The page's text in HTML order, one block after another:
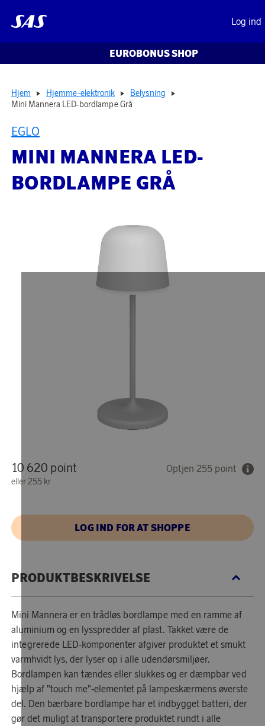
Log ind
EUROBONUS SHOP
Hjem Hjemme-elektronik
Belysning
Mini Mannera LED-bordlampe Grå
EGLO
MINI MANNERA LED-
BORDLAMPE GRÅ
10 620 point
eller 255 kr
Optjen 255 point
LOG IND FOR AT SHOPPE
PRODUKTBESKRIVELSE
Mini Mannera er en trådløs bordlampe med en ramme af
aluminium og en lysspredder af plast. Takket være de
integrerede LED-komponenter afgiver produktet et smukt
varmhvidt lys, der lyser op i alle udendørsmiljøer.
Bordlampen kan tændes eller slukkes og er dæmpbar ved
hjælp af "touch me"-elementet på lampeskærmens øverste
del. Den bærbare bordlampe har et indbygget batteri, der
gør det muligt at transportere produktet rundt i alle